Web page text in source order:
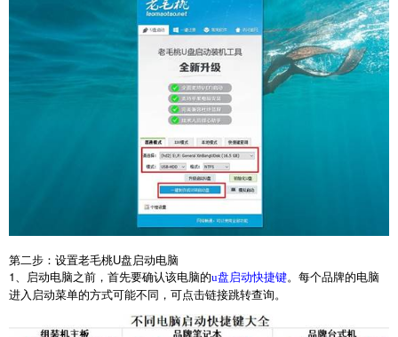
第二步：设置老毛桃U盘启动电脑
1、启动电脑之前，首先要确认该电脑的u盘启动快捷键。每个品牌的电脑
进入启动菜单的方式可能不同，可点击链接跳转查询。